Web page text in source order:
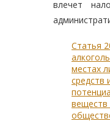
влечет
Статья
местах
средств
веществ